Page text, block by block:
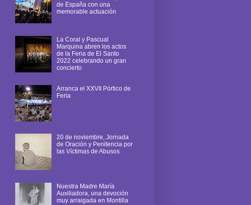
de España con una
memorable actuación
La Coral y Pascual
Marquina abren los actos
de la Feria de El Santo
2022 celebrando un gran
concierto
Arranca el XXVII Pórtico de
Feria
20 de noviembre, Jornada
de Oración y Penitencia por
las Víctimas de Abusos
Nuestra Madre María
Auxiliadora, una devoción
muy arraigada en Montilla